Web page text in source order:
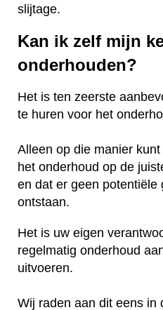
slijtage.
Kan ik zelf mijn
onderhouden?
Het is ten zeerste
te huren voor het
Alleen op die manier
het onderhoud op de
en dat er geen potentiële
ontstaan.
Het is uw eigen
regelmatig onderhoud
uitvoeren.
Wij raden aan dit eens in